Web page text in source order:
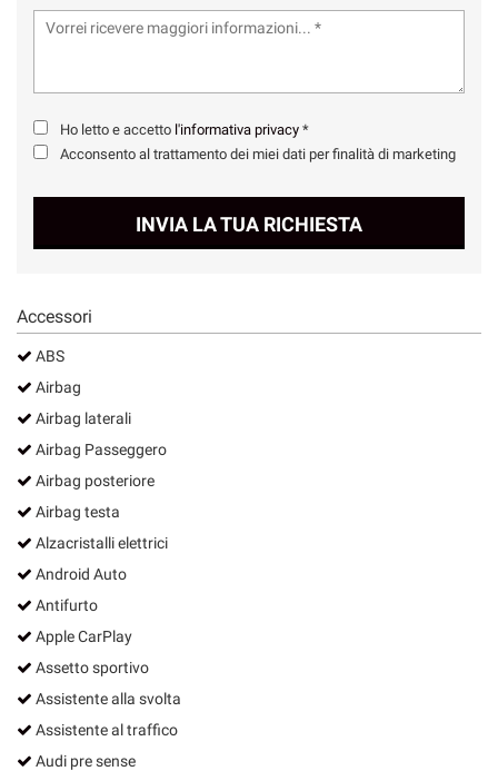
Ho letto e accetto l'informativa privacy *
Acconsento al trattamento dei miei dati per finalità di marketing
INVIA LA TUA RICHIESTA
Accessori
ABS
Airbag
Airbag laterali
Airbag Passeggero
Airbag posteriore
Airbag testa
Alzacristalli elettrici
Android Auto
Antifurto
Apple CarPlay
Assetto sportivo
Assistente alla svolta
Assistente al traffico
Audi pre sense